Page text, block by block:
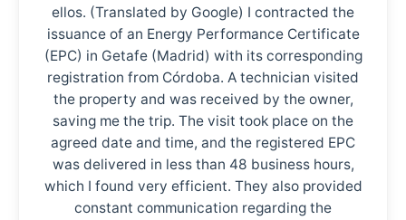
ellos. (Translated by Google) I contracted the
issuance of an Energy Performance Certificate
(EPC) in Getafe (Madrid) with its corresponding
registration from Córdoba. A technician visited
the property and was received by the owner,
saving me the trip. The visit took place on the
agreed date and time, and the registered EPC
was delivered in less than 48 business hours,
which I found very efficient. They also provided
constant communication regarding the